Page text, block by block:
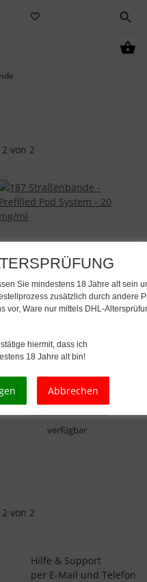
2 von 2
187 Straßenbande - Prefilled
ab3,00 €*
verfügbar
2 von 2
Hilfe & Support
per E-Mail und Telefon
Sie mindestens 18 Jahre alt sein
zusätzlich durch andere
vor, Ware nur mittels DHL-
hiermit, dass ich
18 Jahre alt bin!